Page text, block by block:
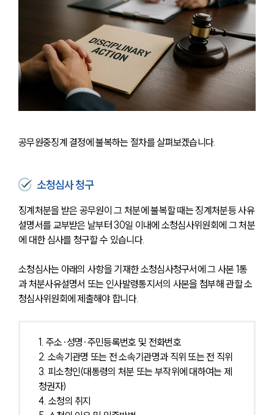
공무원중징계 결정에 불복하는 절차를 살펴보겠습니다.
소청심사 청구
징계처분을 받은 공무원이 그 처분에 불복할 때는 징계처분등 사유
설명서를 교부받은 날부터 30일 이내에 소청심사위원회에 그 처분
에 대한 심사를 청구할 수 있습니다.
소청심사는 아래의 사항을 기재한 소청심사청구서에 그 사본 1통
과 처분사유설명서 또는 인사발령통지서의 사본을 첨부해 관할 소
청심사위원회에 제출해야 합니다.
1. 주소∙성명∙주민등록번호 및 전화번호
2. 소속기관명 또는 전 소속기관명과 직위 또는 전 직위
3. 피소청인(대통령의 처분 또는 부작위에 대하여는 제
청권자)
4. 소청의 취지